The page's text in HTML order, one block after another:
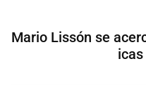
Mario Lissón se